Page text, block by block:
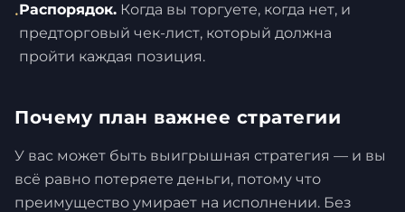
•Распорядок. Когда вы торгуете, когда нет, и
предторговый чек-лист, который должна
пройти каждая позиция.
Почему план важнее стратегии
У вас может быть выигрышная стратегия — и вы
всё равно потеряете деньги, потому что
преимущество умирает на исполнении. Без